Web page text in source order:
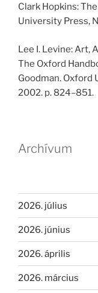
Clark Hopkins:
University Press,
Lee I. Levine: Art,
The Oxford
Goodman. Oxford
2002. p. 824–851.
Archívum
2026. július
2026. június
2026. április
2026. március